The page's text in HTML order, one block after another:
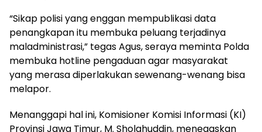
“Sikap polisi yang enggan mempublikasi data
penangkapan itu membuka peluang terjadinya
maladministrasi,” tegas Agus, seraya meminta Polda
membuka hotline pengaduan agar masyarakat
yang merasa diperlakukan sewenang-wenang bisa
melapor.
Menanggapi hal ini, Komisioner Komisi Informasi (KI)
Provinsi Jawa Timur, M. Sholahuddin, menegaskan